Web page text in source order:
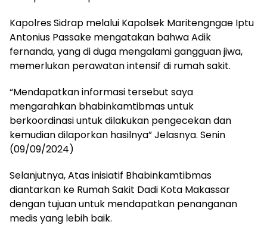
Kapolres Sidrap melalui Kapolsek Maritengngae Iptu
Antonius Passake mengatakan bahwa Adik
fernanda, yang di duga mengalami gangguan jiwa,
memerlukan perawatan intensif di rumah sakit.
“Mendapatkan informasi tersebut saya
mengarahkan bhabinkamtibmas untuk
berkoordinasi untuk dilakukan pengecekan dan
kemudian dilaporkan hasilnya” Jelasnya. Senin
(09/09/2024)
Selanjutnya, Atas inisiatif Bhabinkamtibmas
diantarkan ke Rumah Sakit Dadi Kota Makassar
dengan tujuan untuk mendapatkan penanganan
medis yang lebih baik.